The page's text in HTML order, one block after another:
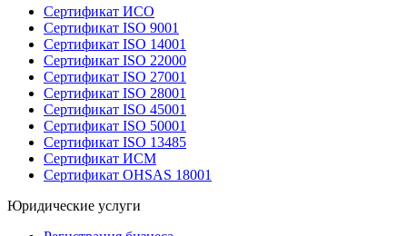
Сертификат ИСО
Сертификат ISO 9001
Сертификат ISO 14001
Сертификат ISO 22000
Сертификат ISO 27001
Сертификат ISO 28001
Сертификат ISO 45001
Сертификат ISO 50001
Сертификат ISO 13485
Сертификат ИСМ
Сертификат OHSAS 18001
Юридические услуги